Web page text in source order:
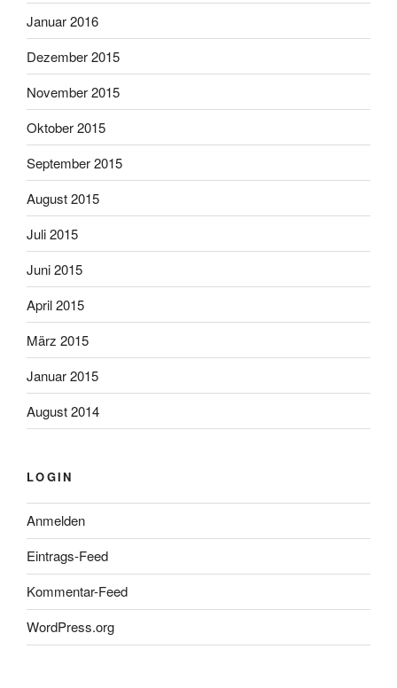
Januar 2016
Dezember 2015
November 2015
Oktober 2015
September 2015
August 2015
Juli 2015
Juni 2015
April 2015
März 2015
Januar 2015
August 2014
LOGIN
Anmelden
Eintrags-Feed
Kommentar-Feed
WordPress.org